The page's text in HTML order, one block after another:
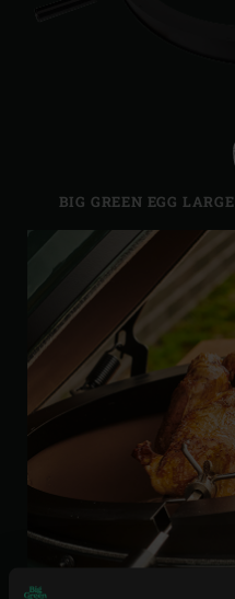
BIG GREEN EGG LARGE